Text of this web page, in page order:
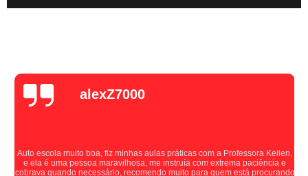
alexZ7000
Auto escola muito boa, fiz minhas aulas práticas com a Professora Kellen,
e ela é uma pessoa maravilhosa, me instruía com extrema paciência e
cobrava quando necessário, recomendo muito para quem está procurando